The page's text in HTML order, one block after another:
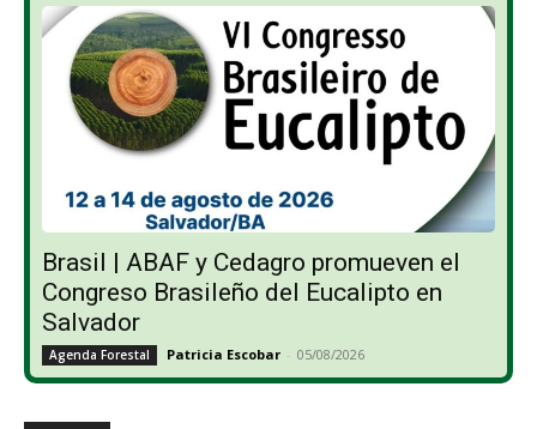
Brasil | ABAF y Cedagro promueven el
Congreso Brasileño del Eucalipto en
Salvador
Agenda Forestal Patricia Escobar - 05/08/2026